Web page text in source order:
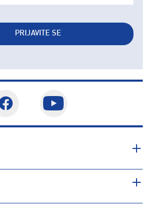
PRIJAVITE SE